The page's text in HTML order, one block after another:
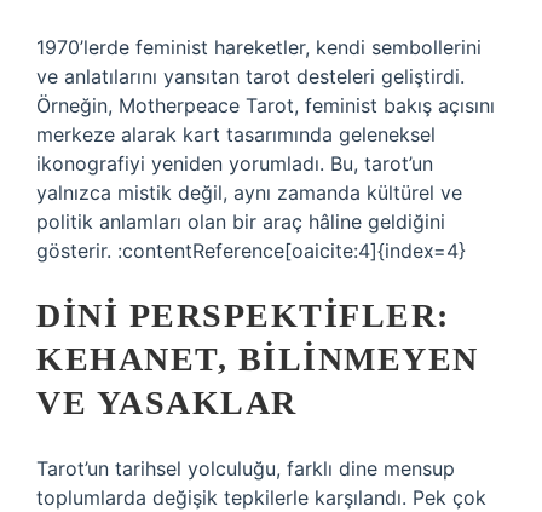
1970’lerde feminist hareketler, kendi sembollerini
ve anlatılarını yansıtan tarot desteleri geliştirdi.
Örneğin, Motherpeace Tarot, feminist bakış açısını
merkeze alarak kart tasarımında geleneksel
ikonografiyi yeniden yorumladı. Bu, tarot’un
yalnızca mistik değil, aynı zamanda kültürel ve
politik anlamları olan bir araç hâline geldiğini
gösterir. :contentReference[oaicite:4]{index=4}
DINI PERSPEKTIFLER:
KEHANET, BILINMEYEN
VE YASAKLAR
Tarot’un tarihsel yolculuğu, farklı dine mensup
toplumlarda değişik tepkilerle karşılandı. Pek çok